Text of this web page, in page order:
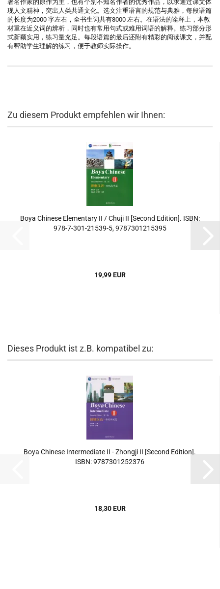
著名作家的原作为主，也有个别不知名作者的优秀作品，以求通过课文体
现人文精神，突出人类共通文化。选文注重语言的规范与典雅，每段语篇
的长度为2000 字左右，全书生词共有8000 左右。在语法的诠释上，本教
材重在近义词的辨析，同时也有常用句式或难用词语的解释。练习部分形
式新颖实用，练习量充足。每段语篇的最后还附有精彩的阅读课文，并配
有帮助学生理解的练习，便于教师实际操作。
Zu diesem Produkt empfehlen wir Ihnen:
Boya Chinese Elementary II / Chuji II [Second Edition]. ISBN:
978-7-301-21539-5, 9787301215395
19,99 EUR
Dieses Produkt ist z.B. kompatibel zu:
Boya Chinese Intermediate II - Zhongji II [Second Edition].
ISBN: 9787301252376
18,30 EUR